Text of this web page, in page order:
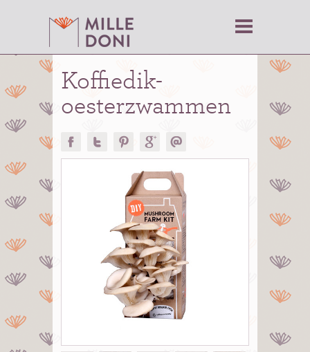
Koffiedik-
oesterzwammen